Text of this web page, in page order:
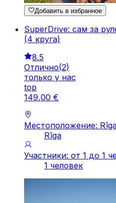
Добавить в избранное
SuperDrive: сам за
(4 круга)
8.5
Отлично(2)
только у нас
top
149,00 €
Местоположение:
Rīga
Участники: от 1 до 1
1 человек